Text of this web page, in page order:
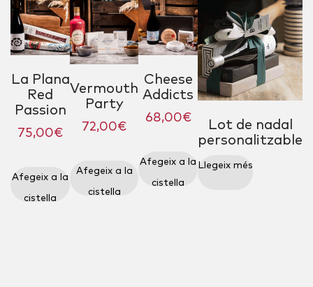
La Plana
Red
Passion
75,00€
Afegeix a la
cistella
Vermouth
Party
72,00€
Afegeix a la
cistella
Cheese
Addicts
68,00€
Afegeix a la
cistella
Lot de nadal
personalitzable
Llegeix més